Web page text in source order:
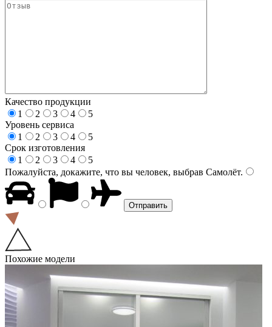
Качество продукции
1
2 3 4
5
Уровень сервиса
1
2 3 4
5
Срок изготовления
1
2 3 4
5
Пожалуйста, докажите, что вы человек, выбрав Самолёт.
Похожие модели